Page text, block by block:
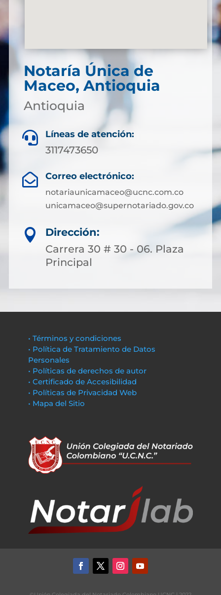
Notaría Única de
Maceo, Antioquia
Antioquia
 Líneas de atención:
3117473650
 Correo electrónico:
notariaunicamaceo@ucnc.com.co
unicamaceo@supernotariado.gov.co

Dirección:
Carrera 30 # 30 - 06. Plaza
Principal
• Términos y condiciones
• Política de Tratamiento de Datos
Personales
• Políticas de derechos de autor
• Certificado de Accesibilidad
• Políticas de Privacidad Web
• Mapa del Sitio